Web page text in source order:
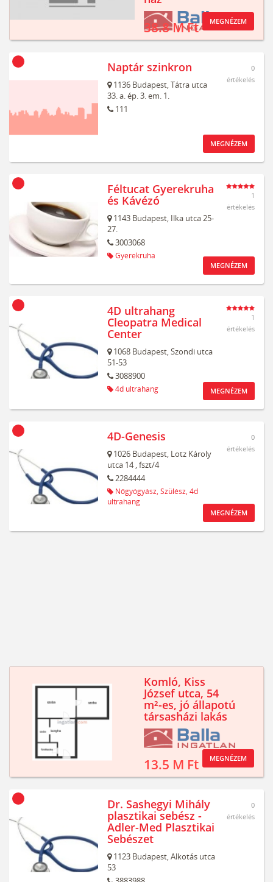
38.8 M Ft MEGNÉZEM
Naptár szinkron
1136 Budapest,Tátra utca
33. a. ép. 3. em. 1.
111
0
értékelés
MEGNÉZEM
Féltucat Gyerekruha
és Kávézó
1143 Budapest, Ilka utca 25-
27.
3003068
Gyerekruha
1
értékelés
MEGNÉZEM
4D ultrahang
Cleopatra Medical
Center
1068 Budapest,Szondi utca
51-53
3088900
4d ultrahang
1
értékelés
MEGNÉZEM
4D-Genesis
1026 Budapest, Lotz Károly
utca 14, fszt/4
2284444
Nőgyógyász, Szülész, 4d
ultrahang
0
értékelés
MEGNÉZEM
Komló, Kiss
József utca, 54
m²-es, jó állapotú
társasházi lakás
13.5 M Ft MEGNÉZEM
Dr. Sashegyi Mihály
plasztikai sebész -
Adler-Med Plasztikai
Sebészet
1123 Budapest,Alkotás utca
53
0
értékelés